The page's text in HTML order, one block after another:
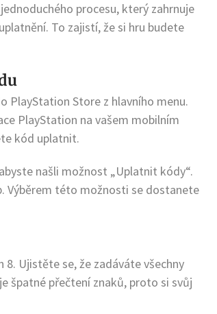
procesu, který zahrnuje
To zajistí, že si hru budete
PlayStation Store z hlavního menu.
PlayStation na vašem mobilním
kód uplatnit.
našli možnost „Uplatnit kódy“.
Výběrem této možnosti se dostanete
Ujistěte se, že zadáváte všechny
špatné přečtení znaků, proto si svůj